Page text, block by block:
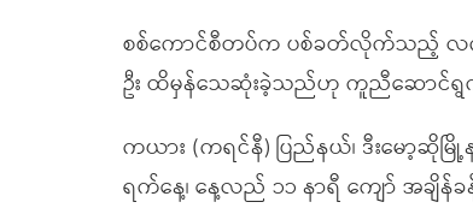
စစ်ကောင်စီတပ်က ပစ်ခတ်လိုက်သည့် လက်
ဦး ထိမှန်သေဆုံးခဲ့သည်ဟု ကူညီဆောင်ရွက်
ကယား (ကရင်နီ) ပြည်နယ်၊ ဒီးမော့ဆိုမြို့န
ရက်နေ့၊ နေ့လည် ၁၁ နာရီ ကျော် အခ